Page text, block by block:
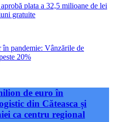
plata a 32,5 milioane de lei
gratuite
pandemie: Vânzările de
20%
de euro în
din Căteasca și
ca centru regional